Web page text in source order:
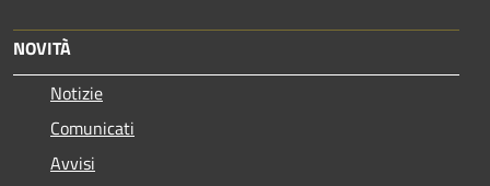
NOVITÀ
Notizie
Comunicati
Avvisi